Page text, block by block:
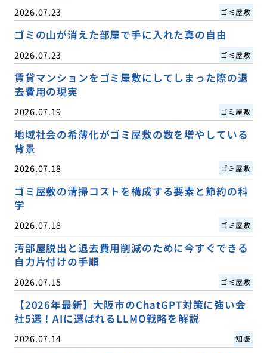
2026.07.23 ゴミ屋敷
ゴミの山が消えた部屋で手に入れた真の自由
2026.07.23 ゴミ屋敷
賃貸マンションをゴミ屋敷にしてしまった際の退
去費用の現実
2026.07.19 ゴミ屋敷
地域社会の希薄化がゴミ屋敷の数を増やしている
背景
2026.07.18 ゴミ屋敷
ゴミ屋敷の清掃コストを構成する要素と節約の科
学
2026.07.18 ゴミ屋敷
汚部屋脱出と退去費用削減のために今すぐできる
自力片付けの手順
2026.07.15 ゴミ屋敷
【2026年最新】大阪市のChatGPT対策に強い会
社5選！AIに選ばれるLLMO戦略を解説
2026.07.14 知識